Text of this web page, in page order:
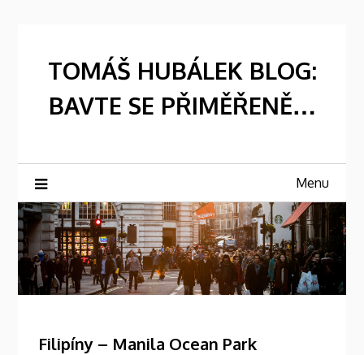
TOMÁŠ HUBÁLEK BLOG:
BAVTE SE PŘIMĚŘENĚ…
Menu
Filipíny – Manila Ocean Park